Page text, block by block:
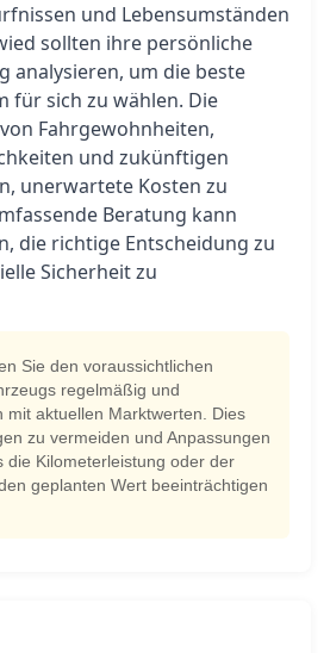
und Lebensumständen
sollten ihre persönliche
analysieren, um die beste
für sich zu wählen. Die
Fahrgewohnheiten,
und zukünftigen
unerwartete Kosten zu
Beratung kann
die richtige Entscheidung zu
Sicherheit zu
Sie den voraussichtlichen
regelmäßig und
mit aktuellen Marktwerten. Dies
zu vermeiden und Anpassungen
die Kilometerleistung oder der
geplanten Wert beeinträchtigen